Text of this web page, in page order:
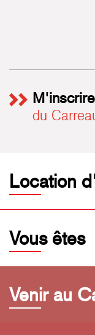
du
Location
Vous êtes
Venir au